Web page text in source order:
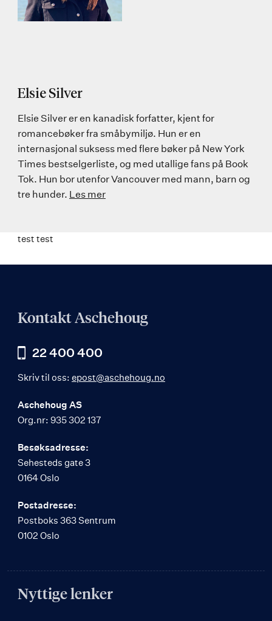
Elsie Silver
Elsie Silver er en kanadisk forfatter, kjent for
romancebøker fra småbymiljø. Hun er en
internasjonal suksess med flere bøker på New York
Times bestselgerliste, og med utallige fans på Book
Tok. Hun bor utenfor Vancouver med mann, barn og
tre hunder. Les mer
test test
Kontakt Aschehoug
22 400 400
Skriv til oss: epost@aschehoug.no
Aschehoug AS
Org.nr: 935 302 137
Besøksadresse:
Sehesteds gate 3
0164 Oslo
Postadresse:
Postboks 363 Sentrum
0102 Oslo
Nyttige lenker